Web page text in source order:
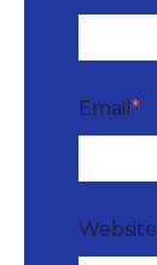
Email *
Website